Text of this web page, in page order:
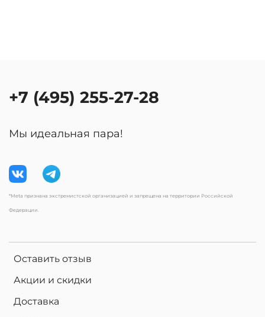
Оставить отзыв
Акции и скидки
Доставка
+7 (495) 255-27-28
Мы идеальная пара!
*Meta признана экстремистской организацией и запрещена на территории Российской
Федерации.